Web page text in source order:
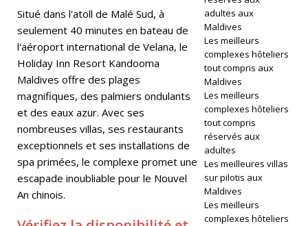
E
LL
A
T
Situé dans l'atoll de Malé Sud, à
seulement 40 minutes en bateau de
l'aéroport international de Velana, le
Holiday Inn Resort Kandooma
Maldives offre des plages
magnifiques, des palmiers ondulants
et des eaux azur. Avec ses
nombreuses villas, ses restaurants
exceptionnels et ses installations de
spa primées, le complexe promet une
escapade inoubliable pour le Nouvel
An chinois.
adultes aux
Maldives
Les meilleurs
complexes hôteliers
tout compris aux
Maldives
Les meilleurs
complexes hôteliers
tout compris
réservés aux
adultes
Les meilleures villas
sur pilotis aux
Maldives
Les meilleurs
complexes hôteliers